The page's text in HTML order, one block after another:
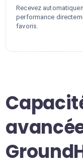
Recevez
performance
favoris.